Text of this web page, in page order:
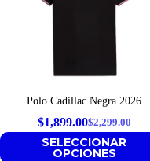
Polo Cadillac Negra 2026
$2,299.00
Original
price
$1,899.00
Current
price
SELECCIONAR
OPCIONES